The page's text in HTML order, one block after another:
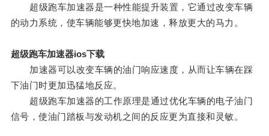
超级跑车加速器是一种性能提升装置，它通过改变车辆
的动力系统，使车辆能够更快地加速，释放更大的马力。
超级跑车加速器ios下载
加速器可以改变车辆的油门响应速度，从而让车辆在踩
下油门时更加迅猛地反应。
超级跑车加速器的工作原理是通过优化车辆的电子油门
信号，使油门踏板与发动机之间的反应更为直接和灵敏。